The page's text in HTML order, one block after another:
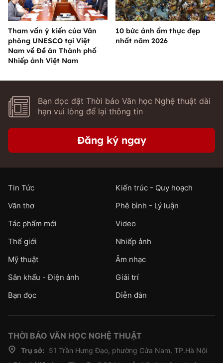
Tham vấn ý kiến của Văn
phòng UNESCO tại Việt
Nam về Đề án Thành phố
Nhiếp ảnh Việt Nam
10 bức ảnh ẩm thực đẹp
nhất năm 2026
Bạn đọc đặt Thời báo Văn học Nghệ thuật dài
hạn vui lòng để lại thông tin
Đăng ký ngay
Tin Tức
Kiến trúc - Quy hoạch
Văn thơ
Phê bình - Lý luận
Tác phẩm mới
Video
Thế giới
Nhiếp ảnh
Mỹ thuật
Âm nhạc
Sân khấu - Điện ảnh
Giải trí
Bạn đọc
Diễn đàn
THỜI BÁO VĂN HỌC NGHỆ THUẬT
Trụ sở:
51 Trần Hưng Đạo, phường Cửa Nam, TP.Hà Nội